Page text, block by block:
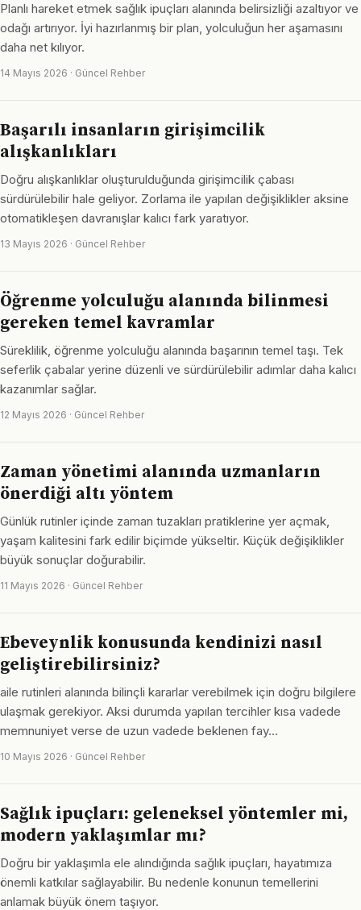
Planlı hareket etmek sağlık ipuçları alanında belirsizliği azaltıyor ve
odağı artırıyor. İyi hazırlanmış bir plan, yolculuğun her aşamasını
daha net kılıyor.
14 Mayıs 2026 · Güncel Rehber
Başarılı insanların girişimcilik
alışkanlıkları
Doğru alışkanlıklar oluşturulduğunda girişimcilik çabası
sürdürülebilir hale geliyor. Zorlama ile yapılan değişiklikler aksine
otomatikleşen davranışlar kalıcı fark yaratıyor.
13 Mayıs 2026 · Güncel Rehber
Öğrenme yolculuğu alanında bilinmesi
gereken temel kavramlar
Süreklilik, öğrenme yolculuğu alanında başarının temel taşı. Tek
seferlik çabalar yerine düzenli ve sürdürülebilir adımlar daha kalıcı
kazanımlar sağlar.
12 Mayıs 2026 · Güncel Rehber
Zaman yönetimi alanında uzmanların
önerdiği altı yöntem
Günlük rutinler içinde zaman tuzakları pratiklerine yer açmak,
yaşam kalitesini fark edilir biçimde yükseltir. Küçük değişiklikler
büyük sonuçlar doğurabilir.
11 Mayıs 2026 · Güncel Rehber
Ebeveynlik konusunda kendinizi nasıl
geliştirebilirsiniz?
aile rutinleri alanında bilinçli kararlar verebilmek için doğru bilgilere
ulaşmak gerekiyor. Aksi durumda yapılan tercihler kısa vadede
memnuniyet verse de uzun vadede beklenen fay…
10 Mayıs 2026 · Güncel Rehber
Sağlık ipuçları: geleneksel yöntemler mi,
modern yaklaşımlar mı?
Doğru bir yaklaşımla ele alındığında sağlık ipuçları, hayatımıza
önemli katkılar sağlayabilir. Bu nedenle konunun temellerini
anlamak büyük önem taşıyor.